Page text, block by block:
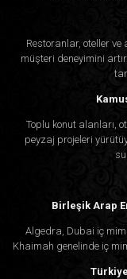
Restoranlar, oteller ve
müşteri deneyimini
Toplu konut alanları,
peyzaj projeleri
Birleşik Arap
Algedra, Dubai iç
Khaimah genelinde iç